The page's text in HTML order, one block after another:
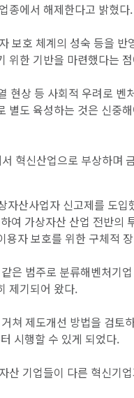
종에서 해제한다고 밝혔다.
보호 체계의 성숙 등을 반
위한 기반을 마련했다는
상 등 사회적 우려로 벤
별도 육성하는 것은 신중
혁신산업으로 부상하며
산사업자 신고제를 도
여 가상자산 산업 전반의
자 보호를 위한 구체적
은 범주로 분류해벤처기
제기되어 왔다.
쳐 제도개선 방법을 검토
시행할 수 있게 되었다.
기업들이 다른 혁신기